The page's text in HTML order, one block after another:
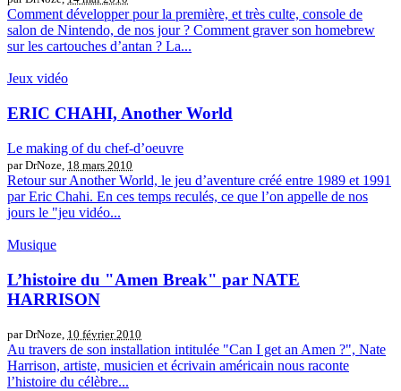
Comment développer pour la première, et très culte, console de
salon de Nintendo, de nos jour ? Comment graver son homebrew
sur les cartouches d’antan ? La...
Jeux vidéo
ERIC CHAHI, Another World
Le making of du chef-d’oeuvre
par DrNoze, 18 mars 2010
Retour sur Another World, le jeu d’aventure créé entre 1989 et 1991
par Eric Chahi. En ces temps reculés, ce que l’on appelle de nos
jours le "jeu vidéo...
Musique
L’histoire du "Amen Break" par NATE
HARRISON
par DrNoze, 10 février 2010
Au travers de son installation intitulée "Can I get an Amen ?", Nate
Harrison, artiste, musicien et écrivain américain nous raconte
l’histoire du célèbre...